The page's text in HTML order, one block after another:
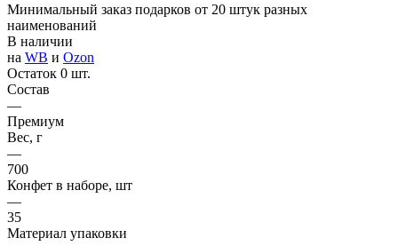
Минимальный заказ подарков от 20 штук разных
наименований
В наличии
на WB и Ozon
Остаток 0 шт.
Состав
—
Премиум
Вес, г
—
700
Конфет в наборе, шт
—
35
Материал упаковки